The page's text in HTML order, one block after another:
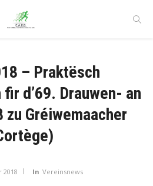
– Praktësch
d’69. Drauwen- an
Gréiwemaacher
2018 In Vereinsnews